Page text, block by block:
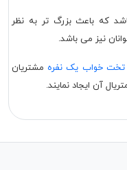
که باعث بزرگ تر به نظر
نیز می باشد.
تخت خواب یک نفره مشتریان
آن ایجاد نمایند.